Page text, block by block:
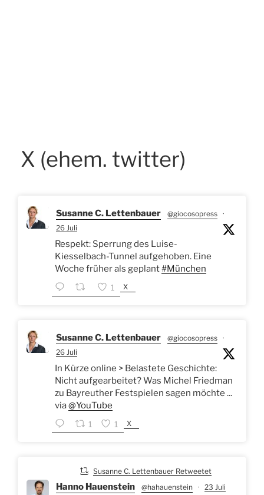
X (ehem. twitter)
Susanne C. Lettenbauer @giocosopress ·
26 Juli
Respekt: Sperrung des Luise-
Kiesselbach-Tunnel aufgehoben. Eine
Woche früher als geplant#München
1 X
Susanne C. Lettenbauer @giocosopress ·
26 Juli
In Kürze online > Belastete Geschichte:
Nicht aufgearbeitet? Was Michel Friedman
zu Bayreuther Festspielen sagen möchte ...
via@YouTube
1 1 X
Susanne C. Lettenbauer Retweetet
Hanno Hauenstein @hahauenstein · 23 Juli